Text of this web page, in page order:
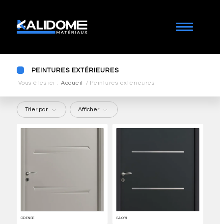
PEINTURES EXTÉRIEURES
Vous êtes ici : Accueil / Peintures extérieures
Trier par Afficher
ODENSE SAORI